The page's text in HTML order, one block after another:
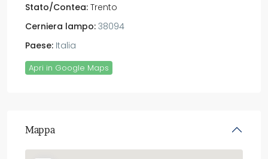
Stato/Contea: Trento
Cerniera lampo: 38094
Paese: Italia
Apri in Google Maps
Mappa